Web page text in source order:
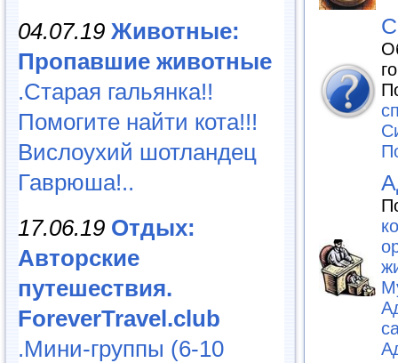
04.07.19 Животные:
Пропавшие животные
.Старая гальянка!!
Помогите найти кота!!!
Вислоухий шотландец
Гаврюша!..
17.06.19 Отдых:
Авторские
путешествия.
ForeverTravel.club
.Мини-группы (6-10